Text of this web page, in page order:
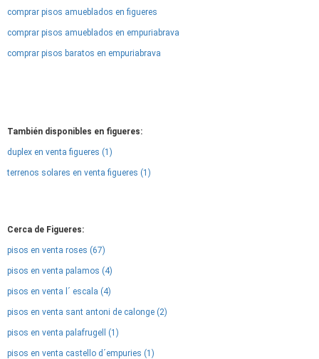
comprar pisos amueblados en figueres
comprar pisos amueblados en empuriabrava
comprar pisos baratos en empuriabrava
También disponibles en figueres:
duplex en venta figueres (1)
terrenos solares en venta figueres (1)
Cerca de Figueres:
pisos en venta roses (67)
pisos en venta palamos (4)
pisos en venta l´ escala (4)
pisos en venta sant antoni de calonge (2)
pisos en venta palafrugell (1)
pisos en venta castello d´empuries (1)